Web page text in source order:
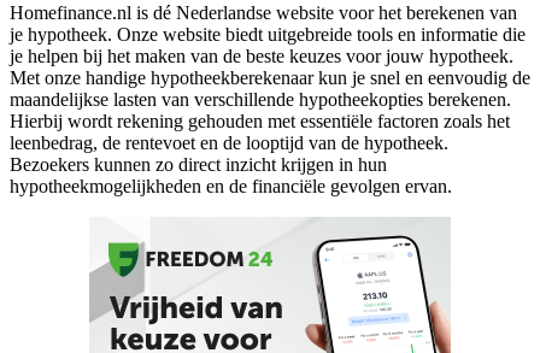
Homefinance.nl is dé Nederlandse website voor het berekenen van
je hypotheek. Onze website biedt uitgebreide tools en informatie die
je helpen bij het maken van de beste keuzes voor jouw hypotheek.
Met onze handige hypotheekberekenaar kun je snel en eenvoudig de
maandelijkse lasten van verschillende hypotheekopties berekenen.
Hierbij wordt rekening gehouden met essentiële factoren zoals het
leenbedrag, de rentevoet en de looptijd van de hypotheek.
Bezoekers kunnen zo direct inzicht krijgen in hun
hypotheekmogelijkheden en de financiële gevolgen ervan.